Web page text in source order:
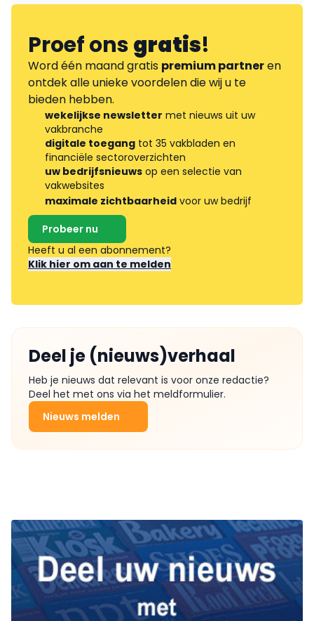
Proef onsgratis!
Word één maand gratis premium partneren
ontdek alle unieke voordelen die wij u te
bieden hebben.
wekelijkse newsletter met nieuws uit uw
vakbranche
digitale toegang tot 35 vakbladen en
financiële sectoroverzichten
uw bedrijfsnieuws op een selectie van
vakwebsites
maximale zichtbaarheid voor uw bedrijf
Probeer nu
Heeft u al een abonnement?
Klik hier om aan te melden
Deel je (nieuws)verhaal
Heb je nieuws dat relevant is voor onze redactie?
Deel het met ons via het meldformulier.
Nieuws melden